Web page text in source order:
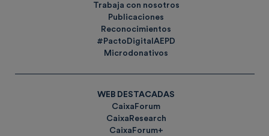
Trabaja con nosotros
Publicaciones
Reconocimientos
#PactoDigitalAEPD
Microdonativos
WEB DESTACADAS
CaixaForum
CaixaResearch
CaixaForum+